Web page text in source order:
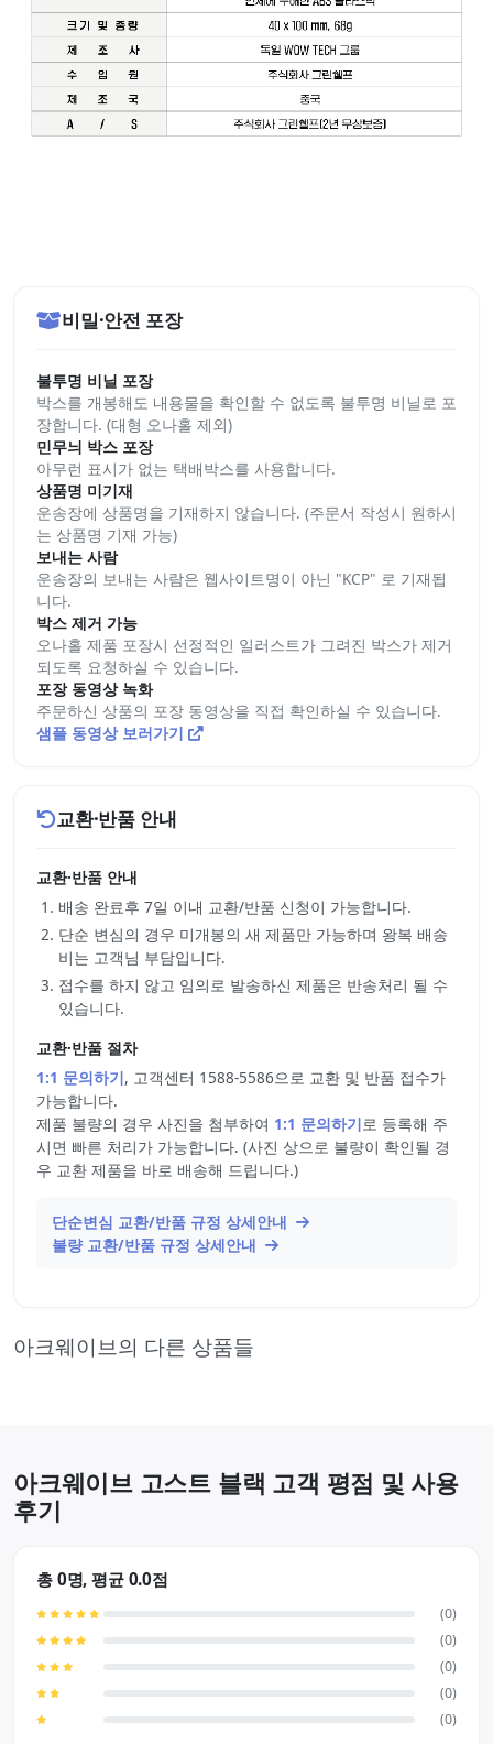
비밀·안전 포장
불투명 비닐 포장
박스를 개봉해도 내용물을 확인할 수 없도록 불투명 비닐로 포
장합니다. (대형 오나홀 제외)
민무늬 박스 포장
아무런 표시가 없는 택배박스를 사용합니다.
상품명 미기재
운송장에 상품명을 기재하지 않습니다. (주문서 작성시 원하시
는 상품명 기재 가능)
보내는 사람
운송장의 보내는 사람은 웹사이트명이 아닌 "KCP" 로 기재됩
니다.
박스 제거 가능
오나홀 제품 포장시 선정적인 일러스트가 그려진 박스가 제거
되도록 요청하실 수 있습니다.
포장 동영상 녹화
주문하신 상품의 포장 동영상을 직접 확인하실 수 있습니다.
샘플 동영상 보러가기
교환·반품 안내
교환·반품 안내
배송 완료후 7일 이내 교환/반품 신청이 가능합니다.
단순 변심의 경우 미개봉의 새 제품만 가능하며 왕복 배송
비는 고객님 부담입니다.
접수를 하지 않고 임의로 발송하신 제품은 반송처리 될 수
있습니다.
교환·반품 절차
1:1 문의하기, 고객센터 1588-5586으로 교환 및 반품 접수가
가능합니다.
제품 불량의 경우 사진을 첨부하여 1:1 문의하기로 등록해 주
시면 빠른 처리가 가능합니다. (사진 상으로 불량이 확인될 경
우 교환 제품을 바로 배송해 드립니다.)
단순변심 교환/반품 규정 상세안내
불량 교환/반품 규정 상세안내
아크웨이브의 다른 상품들
아크웨이브 고스트 블랙 고객 평점 및 사용
후기
총 0명, 평균 0.0점
(0)
(0)
(0)
(0)
(0)